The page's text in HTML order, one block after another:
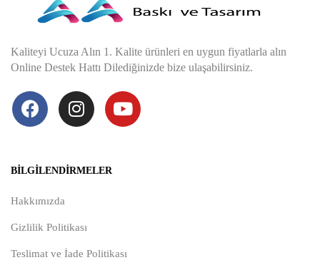
Kaliteyi Ucuza Alın 1. Kalite ürünleri en uygun fiyatlarla alın
Online Destek Hattı Dilediğinizde bize ulaşabilirsiniz.
BILGILENDIRMELER
Hakkımızda
Gizlilik Politikası
Teslimat ve İade Politikası